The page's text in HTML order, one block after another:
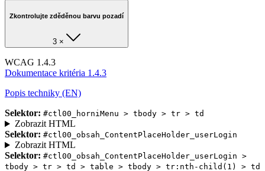
Zkontrolujte zděděnou barvu pozadí
3 ×
WCAG 1.4.3
Dokumentace kritéria 1.4.3
Popis techniky (EN)
Selektor: #ctl00_horniMenu > tbody > tr > td
Zobrazit HTML
Selektor: #ctl00_obsah_ContentPlaceHolder_userLogin
Zobrazit HTML
Selektor: #ctl00_obsah_ContentPlaceHolder_userLogin >
tbody > tr > td > table > tbody > tr:nth-child(1) > td